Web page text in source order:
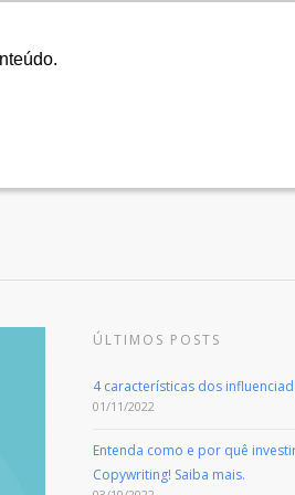
ÚLTIMOS POSTS
4 características dos
01/11/2022
Entenda como e por quê
Copywriting! Saiba mais.